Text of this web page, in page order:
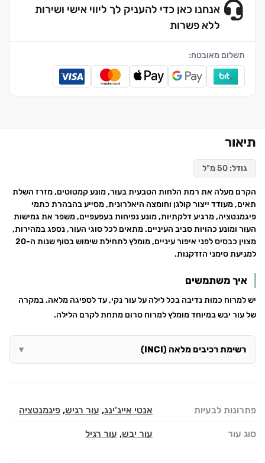
אנחנו כאן כדי להעניק לך ליווי אישי ושירות
ללא פשרות
תשלום מאובטח:
תיאור
גודל:
הקרם מעלה את רמת הלחות הטבעית בעור, מונע קמטוטים, מזרז השלת
תאים, מעודד ייצור קולגן וחומצה היאלרונית, מסייע בהבהרת כתמי
פיגמנטציה, מרגיע דלקתיות, מונע נפיחות בעפעפיים, משפר את גמישות
העור ומונע כהויות סביב העיניים. מתאים לכל סוגי העור, נספג במהירות,
מצוין כבסיס לפני איפור עיניים, מומלץ לתחילת שימוש בסוף שנות ה-20
למניעת סימני הזדקנות.
איך משתמשים
יש למרוח כמות נדיבה בכל לילה על עור נקי, עד לספיגה מלאה. במקרה
של עור יבש במיוחד מומלץ למרוח סרום מתחת לקרם הלילה.
רשימת רכיבים מלאה (INCI)
פתרונות לבעיות אנטי אייג'ינג, עור רגיש, פיגמנטציה
סוג עור עור יבש, עור רגיל